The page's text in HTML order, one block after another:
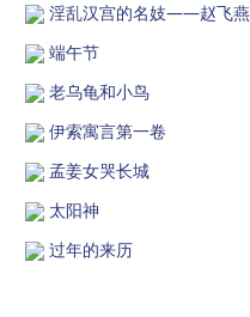
淫乱汉宫的名妓——赵飞燕
端午节
老乌龟和小鸟
伊索寓言第一卷
孟姜女哭长城
太阳神
过年的来历